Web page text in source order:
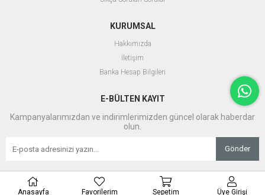
KURUMSAL
Hakkımızda
İletişim
Banka Hesap Bilgileri
E-BÜLTEN KAYIT
Kampanyalarımızdan ve indirimlerimizden güncel olarak haberdar
olun.
Gönder
Anasayfa Favorilerim Sepetim Üye Girişi